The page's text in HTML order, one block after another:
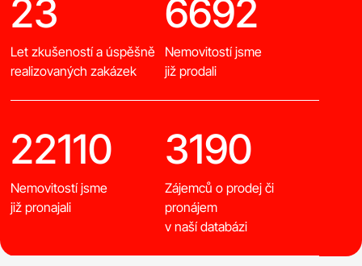
23
Let zkušeností a úspěšně
realizovaných zakázek
6692
Nemovitostí jsme
již prodali
22110
Nemovitostí jsme
již pronajali
3190
Zájemců o prodej či
pronájem
v naší databázi